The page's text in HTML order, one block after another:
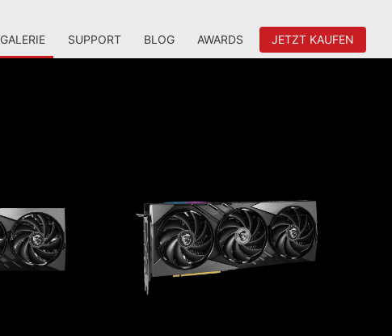
GALERIE SUPPORT BLOG AWARDS JETZT KAUFEN